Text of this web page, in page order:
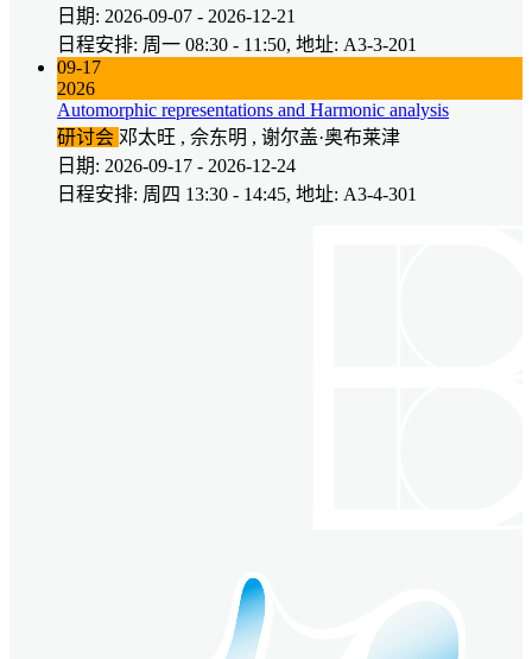
日期: 2026-09-07 - 2026-12-21
日程安排: 周一 08:30 - 11:50, 地址: A3-3-201
09-17
2026
Automorphic representations and Harmonic analysis
研讨会 邓太旺 , 佘东明 , 谢尔盖·奥布莱津
日期: 2026-09-17 - 2026-12-24
日程安排: 周四 13:30 - 14:45, 地址: A3-4-301